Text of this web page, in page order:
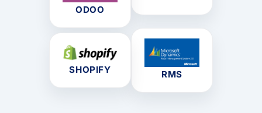
ODOO
RMS
SHOPIFY